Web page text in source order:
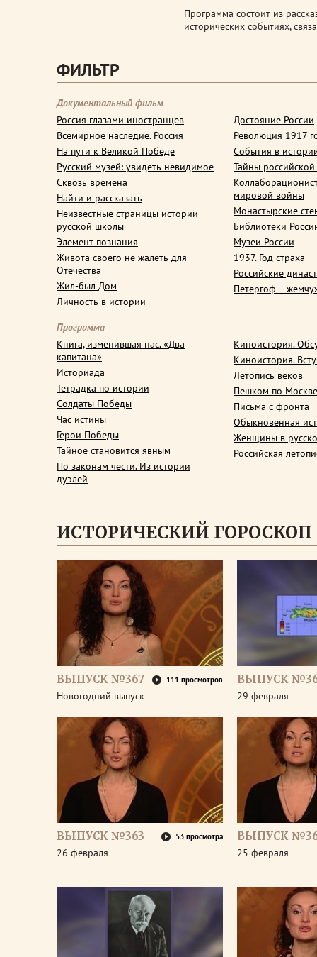
Программа состоит из
исторических событиях,
ФИЛЬТР
Документальный фильм
Россия глазами иностранцев
Всемирное наследие. Россия
На пути к Великой Победе
Русский музей: увидеть невидимое
Сквозь времена
Найти и рассказать
Неизвестные страницы истории
русской школы
Элемент познания
Живота своего не жалеть для
Отечества
Жил-был Дом
Личность в истории
Достояние России
Революция 1917
События в
Тайны
мировой войны
Монастырские
Библиотеки
Музеи России
1937. Год страха
Российские
Петергоф –
Программа
Книга, изменившая нас. «Два
капитана»
Историада
Тетрадка по истории
Солдаты Победы
Час истины
Герои Победы
Тайное становится явным
По законам чести. Из истории
дуэлей
Киноистория.
Киноистория.
Летопись веков
Пешком по Москве
Письма с фронта
Обыкновенная
Женщины в
Российская
ИСТОРИЧЕСКИЙ ГОРОСКОП
ВЫПУСК №367 111 просмотров
Новогодний выпуск
ВЫПУСК
29 февраля
ВЫПУСК №363 53 просмотра
26 февраля
ВЫПУСК
25 февраля